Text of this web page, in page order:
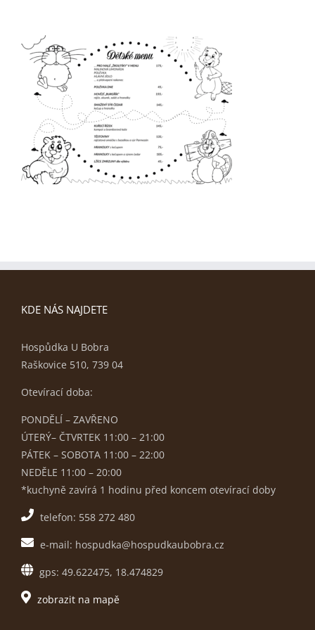
KDE NÁS NAJDETE
Hospůdka U Bobra
Raškovice 510, 739 04
Otevírací doba:
PONDĚLÍ – ZAVŘENO
ÚTERÝ– ČTVRTEK 11:00 – 21:00
PÁTEK – SOBOTA 11:00 – 22:00
NEDĚLE 11:00 – 20:00
*kuchyně zavírá 1 hodinu před koncem otevírací doby
telefon: 558 272 480
e-mail: hospudka@hospudkaubobra.cz
gps: 49.622475, 18.474829
zobrazit na mapě